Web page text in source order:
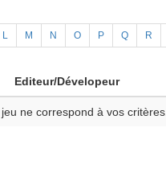
L M N O P Q R
Editeur/Dévelopeur
ne correspond à vos critères.